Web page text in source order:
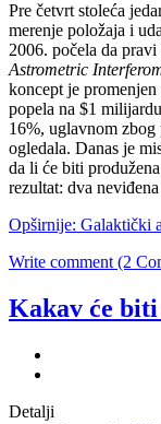
Pre četvrt stoleća
merenje položaja i
2006. počela da
Astrometric
koncept je
popela na $1
16%, uglavnom zbog
ogledala. Danas je
da li će biti
rezultat: dva
Opširnije: Galaktički
Write comment (2
Kakav će biti
Detalji